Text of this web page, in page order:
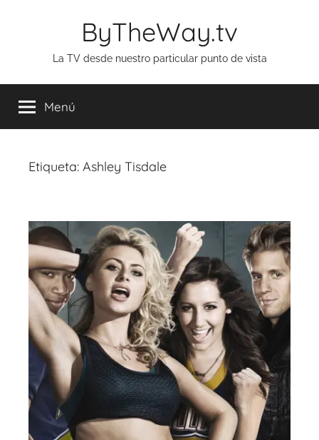
ByTheWay.tv
La TV desde nuestro particular punto de vista
Menú
Etiqueta: Ashley Tisdale